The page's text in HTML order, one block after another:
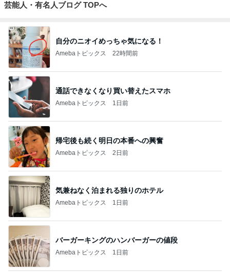
芸能人・有名人ブログ TOPへ
自分のニオイめっちゃ気になる！
Amebaトピックス 22時間前
通話できなくなり買い替えたスマホ
Amebaトピックス 1日前
帰宅後も続く明日の本番への興奮
Amebaトピックス 2日前
気兼ねなく泊まれる独りのホテル
Amebaトピックス 1日前
バーガーキングのハンバーガーの値段
Amebaトピックス 1日前